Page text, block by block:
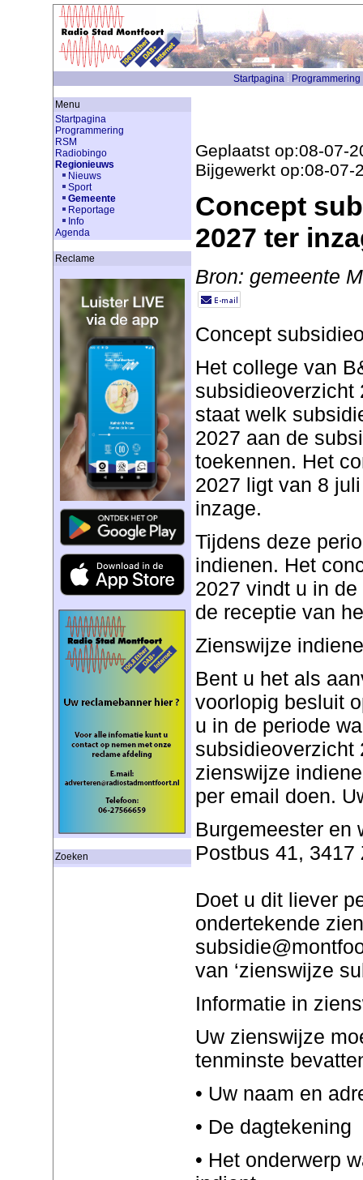
Startpagina Programmering
Menu
Startpagina
Programmering
RSM
Radiobingo
Regionieuws
Nieuws
Sport
Gemeente
Reportage
Info
Agenda
Reclame
Zoeken
Geplaatst op:08-07-
Bijgewerkt op:08-07-
Concept
2027 ter
Bron: gemeente
Concept
Het college van
subsidieoverzicht
staat welk
2027 aan de
toekennen. Het
2027 ligt van 8
inzage.
Tijdens deze
indienen. Het
2027 vindt u in
de receptie van
Zienswijze
Bent u het als
voorlopig besluit
u in de periode
subsidieoverzicht
zienswijze
per email doen.
Burgemeester en
Postbus 41, 3417
Doet u dit liever
ondertekende
van ‘zienswijze
Informatie in
Uw zienswijze
tenminste
• Uw naam en
• De dagtekening
• Het onderwerp